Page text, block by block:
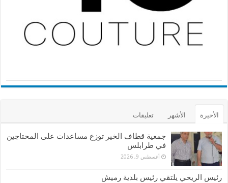
الأخيرة الأشهر تعليقات
جمعية قطاف الخير توزع مساعدات على المحتاجين
في طرابلس
أغسطس 9, 2026
رئيس الريحي يلتقي رئيس بلدية رميش